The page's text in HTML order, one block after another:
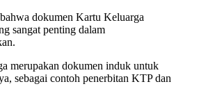
dokumen Kartu Keluarga
sangat penting dalam
merupakan dokumen induk untuk
sebagai contoh penerbitan KTP dan